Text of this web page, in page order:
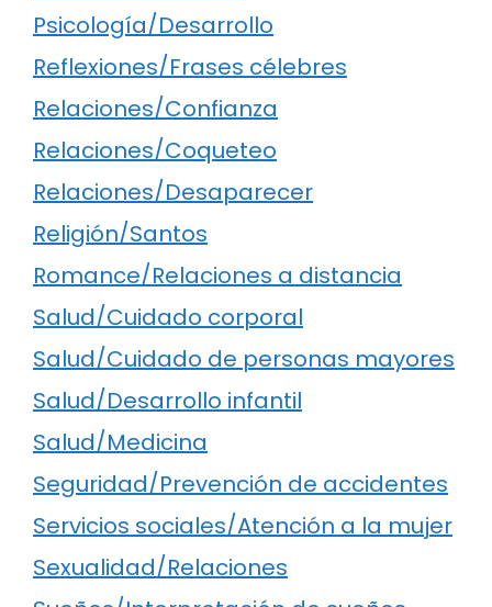
Psicología/Desarrollo
Reflexiones/Frases célebres
Relaciones/Confianza
Relaciones/Coqueteo
Relaciones/Desaparecer
Religión/Santos
Romance/Relaciones a distancia
Salud/Cuidado corporal
Salud/Cuidado de personas mayores
Salud/Desarrollo infantil
Salud/Medicina
Seguridad/Prevención de accidentes
Servicios sociales/Atención a la mujer
Sexualidad/Relaciones